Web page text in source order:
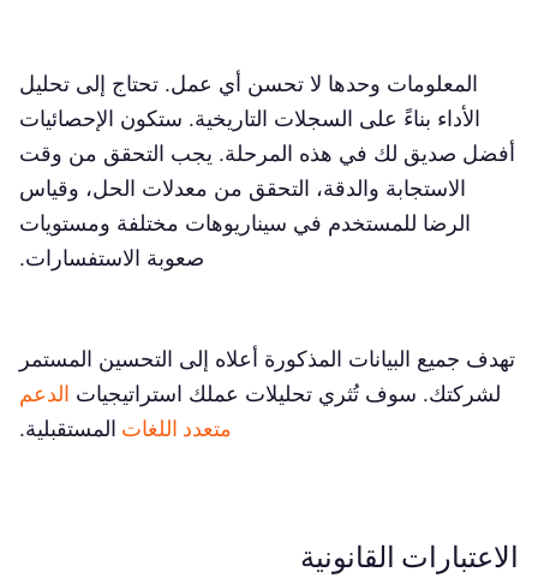
المعلومات وحدها لا تحسن أي عمل. تحتاج إلى تحليل
الأداء بناءً على السجلات التاريخية. ستكون الإحصائيات
أفضل صديق لك في هذه المرحلة. يجب التحقق من وقت
الاستجابة والدقة، التحقق من معدلات الحل، وقياس
الرضا للمستخدم في سيناريوهات مختلفة ومستويات
صعوبة الاستفسارات.
تهدف جميع البيانات المذكورة أعلاه إلى التحسين المستمر
لشركتك. سوف تُثري تحليلات عملك استراتيجيات الدعم
متعدد اللغات المستقبلية.
الاعتبارات القانونية